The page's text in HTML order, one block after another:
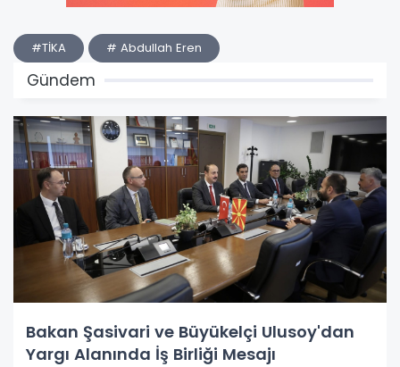
#TİKA # Abdullah Eren
Gündem
Bakan Şasivari ve Büyükelçi Ulusoy'dan
Yargı Alanında İş Birliği Mesajı